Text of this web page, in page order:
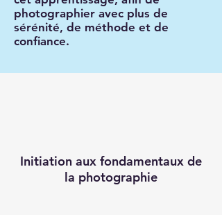
photographier avec plus de
sérénité, de méthode et de
confiance.
Initiation aux fondamentaux de
la photographie